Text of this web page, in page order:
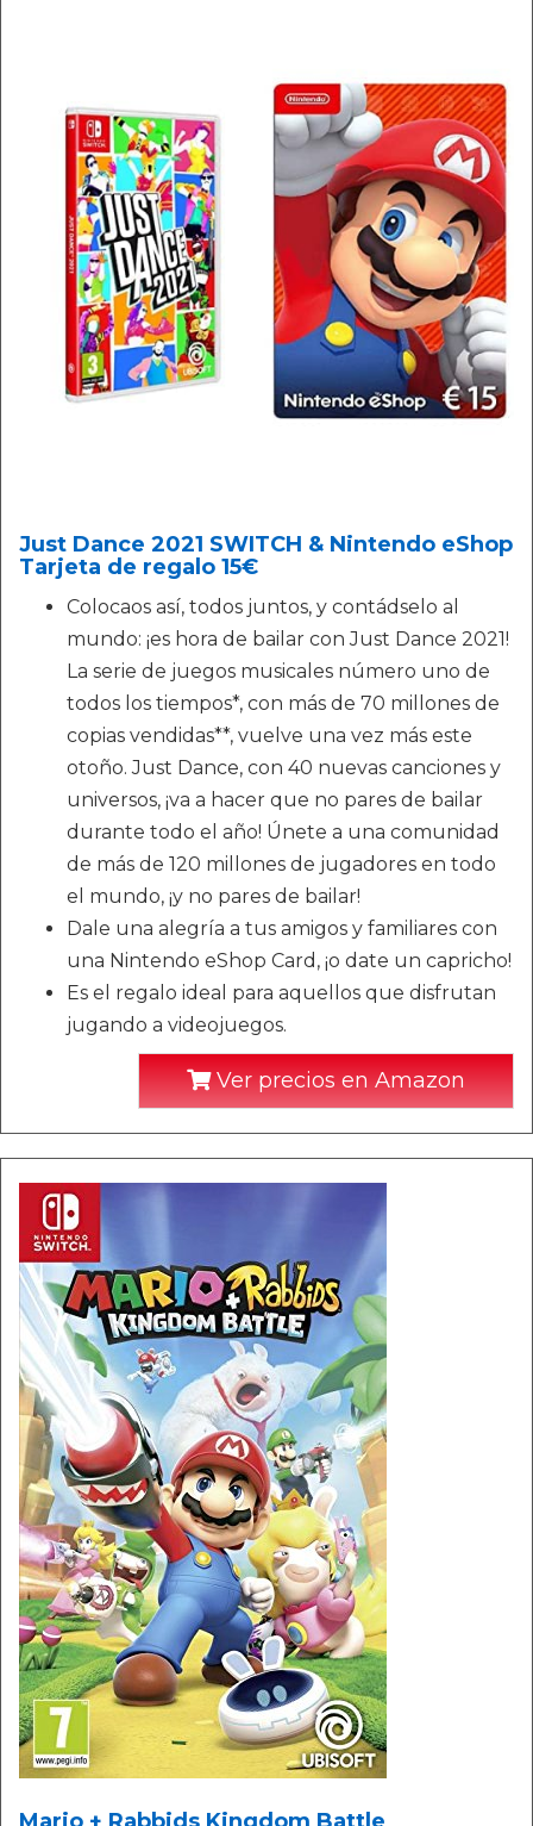
Just Dance 2021 SWITCH & Nintendo eShop
Tarjeta de regalo 15€
Colocaos así, todos juntos, y contádselo al
mundo: ¡es hora de bailar con Just Dance 2021!
La serie de juegos musicales número uno de
todos los tiempos*, con más de 70 millones de
copias vendidas**, vuelve una vez más este
otoño. Just Dance, con 40 nuevas canciones y
universos, ¡va a hacer que no pares de bailar
durante todo el año! Únete a una comunidad
de más de 120 millones de jugadores en todo
el mundo, ¡y no pares de bailar!
Dale una alegría a tus amigos y familiares con
una Nintendo eShop Card, ¡o date un capricho!
Es el regalo ideal para aquellos que disfrutan
jugando a videojuegos.
Ver precios en Amazon